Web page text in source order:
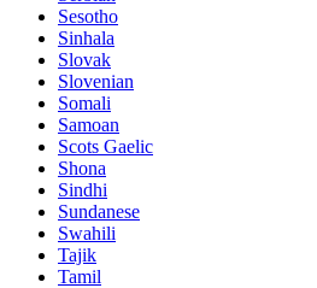
Sesotho
Sinhala
Slovak
Slovenian
Somali
Samoan
Scots Gaelic
Shona
Sindhi
Sundanese
Swahili
Tajik
Tamil